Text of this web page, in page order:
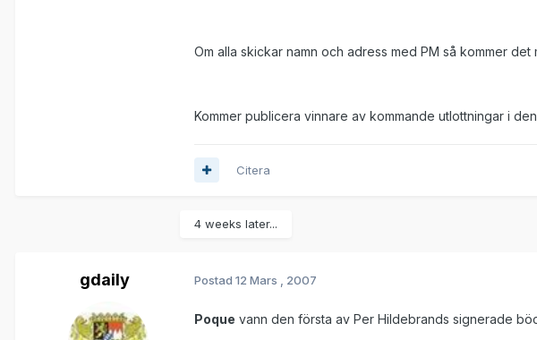
Om alla skickar namn och adress med PM så kommer
Kommer publicera vinnare av kommande utlottningar i
Citera
4 weeks later...
gdaily Postad 12 Mars , 2007
Poque vann den första av Per Hildebrands signerade